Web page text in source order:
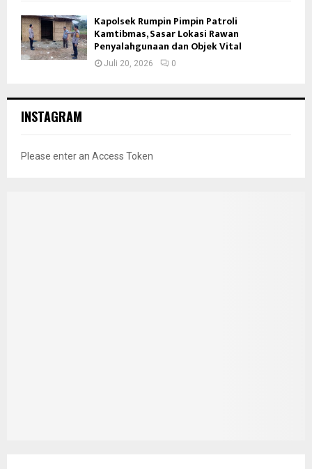
Kapolsek Rumpin Pimpin Patroli
Kamtibmas, Sasar Lokasi Rawan
Penyalahgunaan dan Objek Vital
Juli 20, 2026 0
INSTAGRAM
Please enter an Access Token